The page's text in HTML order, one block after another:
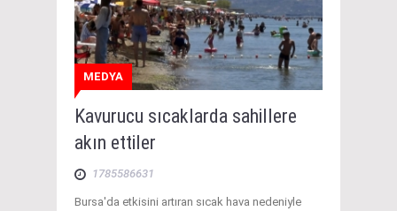
MEDYA
Kavurucu sıcaklarda sahillere
akın ettiler
1785586631
Bursa'da etkisini artıran sıcak hava nedeniyle